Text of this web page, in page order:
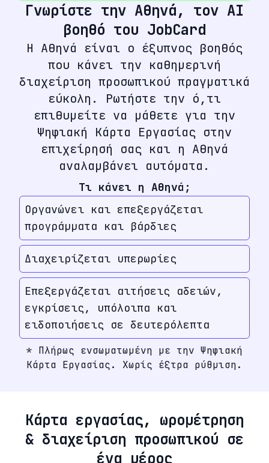
Γνωρίστε την Αθηνά, τον AI
βοηθό του JobCard
Η Αθηνά είναι ο έξυπνος βοηθός
που κάνει την καθημερινή
διαχείριση προσωπικού πραγματικά
εύκολη. Ρωτήστε την ό,τι
επιθυμείτε να μάθετε για την
Ψηφιακή Κάρτα Εργασίας στην
επιχείρησή σας και η Αθηνά
αναλαμβάνει αυτόματα.
Τι κάνει η Αθηνά;
Οργανώνει και επεξεργάζεται
προγράμματα και βάρδιες
Διαχειρίζεται υπερωρίες
Επεξεργάζεται αιτήσεις αδειών,
εγκρίσεις, υπόλοιπα και
ειδοποιήσεις σε δευτερόλεπτα
* Πλήρως ενσωματωμένη με την Ψηφιακή
Κάρτα Εργασίας. Χωρίς έξτρα ρύθμιση.
Κάρτα εργασίας, ωρομέτρηση
& διαχείριση προσωπικού σε
ένα μέρος